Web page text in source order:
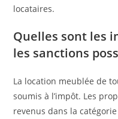
locataires.
Quelles sont les
les sanctions
La location meublée de
soumis à l’impôt. Les
revenus dans la